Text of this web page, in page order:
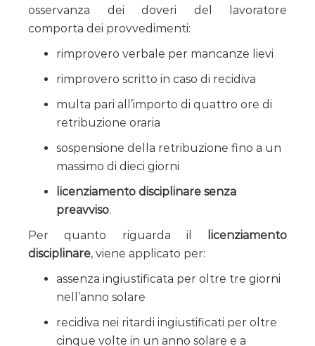
osservanza dei doveri del lavoratore
comporta dei provvedimenti:
rimprovero verbale per mancanze lievi
rimprovero scritto in caso di recidiva
multa pari all’importo di quattro ore di
retribuzione oraria
sospensione della retribuzione fino a un
massimo di dieci giorni
licenziamento disciplinare senza
preavviso.
Per quanto riguarda il
licenziamento
disciplinare, viene applicato per:
assenza ingiustificata per oltre tre giorni
nell’anno solare
recidiva nei ritardi ingiustificati per oltre
cinque volte in un anno solare e a